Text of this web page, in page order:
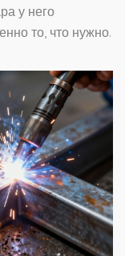
у него
то, что нужно.